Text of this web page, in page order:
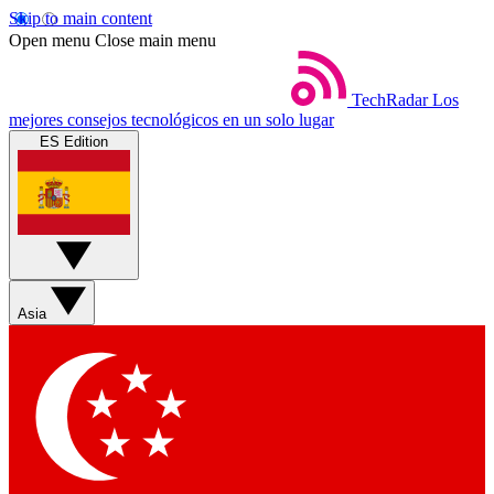
Skip to main content
Open menu Close main menu
TechRadar Los
mejores consejos tecnológicos en un solo lugar
ES Edition
Asia